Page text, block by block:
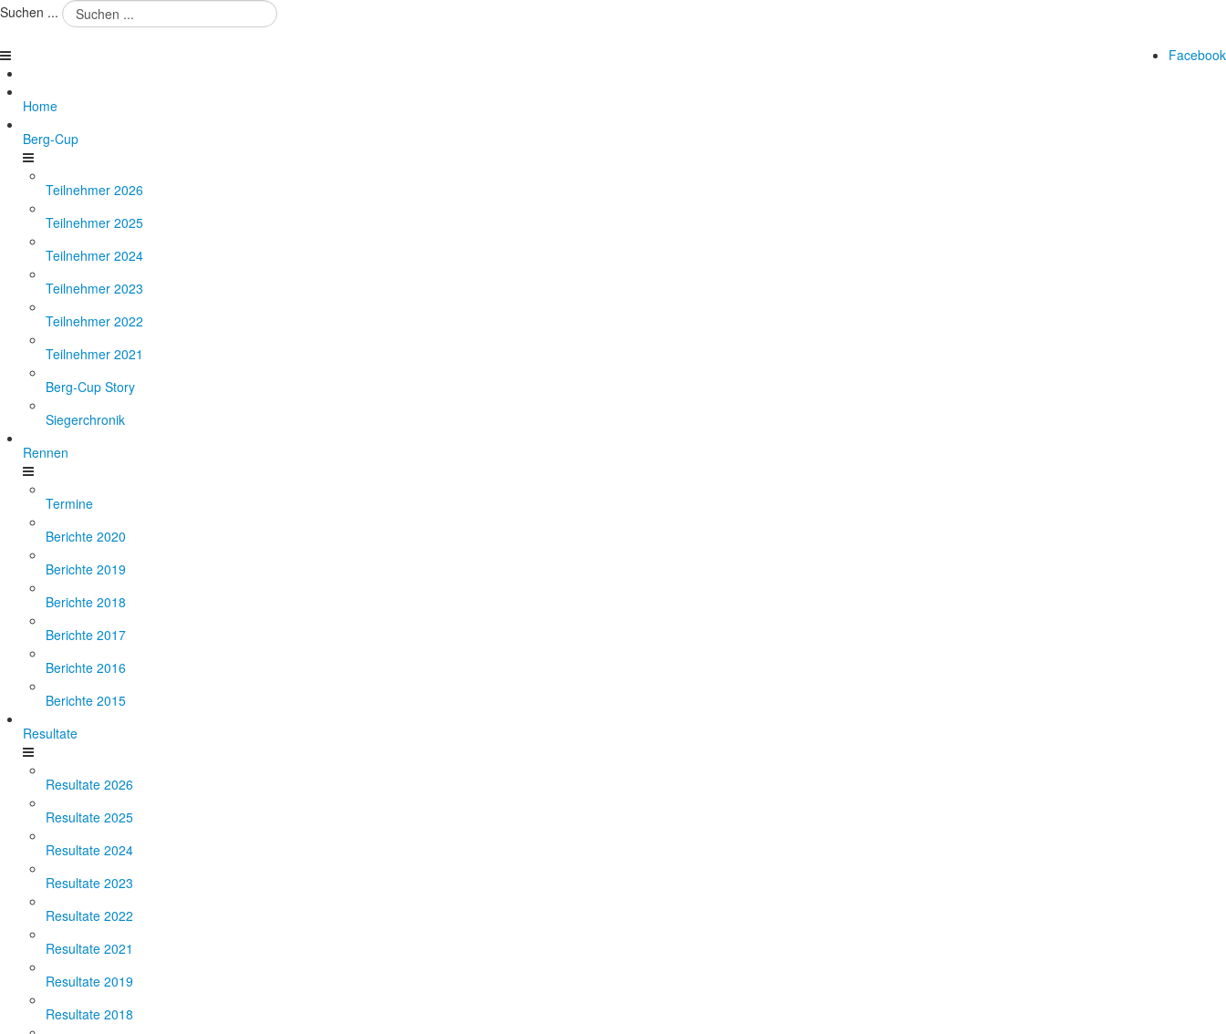
Suchen ...
Facebook
Home
Berg-Cup
Teilnehmer 2026
Teilnehmer 2025
Teilnehmer 2024
Teilnehmer 2023
Teilnehmer 2022
Teilnehmer 2021
Berg-Cup Story
Siegerchronik
Rennen
Termine
Berichte 2020
Berichte 2019
Berichte 2018
Berichte 2017
Berichte 2016
Berichte 2015
Resultate
Resultate 2026
Resultate 2025
Resultate 2024
Resultate 2023
Resultate 2022
Resultate 2021
Resultate 2019
Resultate 2018